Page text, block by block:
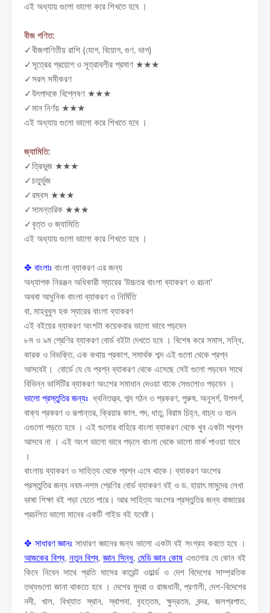
এই অধ্যায় গুলো ভালো করে শিখতে হবে ।
বীজ গণিত:
✓বীজগাণিতীয় রাশি (যোগ, বিয়োগ, গুণ, ভাগ)
✓সূত্রের প্রয়োগ ও সূত্রাবলীর প্রমাণ ★★★
✓সরল সমীকরণ
✓উৎপাদকে বিশ্লেষণ ★★★
✓মান নির্ণয় ★★★
এই অধ্যায় গুলো ভালো করে শিখতে হবে ।
জ্যামিতি:
✓ত্রিভুজ ★★★
✓চতুর্ভুজ
✓রম্বস ★★★
✓সামন্তরিক ★★★
✓বৃত্ত ও জ্যামিতি
এই অধ্যায় গুলো ভালো করে শিখতে হবে ।
✥ বাংলাঃ বাংলা ব্যাকরণ এর জন্য
অধ্যাপক নিরঞ্জন অধিকারী স্যারের 'উচ্চতর বাংলা ব্যাকরণ ও রচনা'
অথবা আধুনিক বাংলা ব্যাকরণ ও নির্মিতি
বা, মাহবুবুল হক স্যারের বাংলা ব্যাকরণ
এই বইয়ের ব্যাকরণ অংশটা কয়েকবার ভালো ভাবে পড়বেন
৮ম ও ৯ম শ্রেণির ব্যাকরণ বোর্ড বইটা দেখতে হবে । বিশেষ করে সমাস, সন্ধি,
কারক ও বিভক্তি, এক কথায় প্রকাশ, সমার্থক শব্দ এই গুলো থেকে প্রশ্ন
আসবেই। বোর্ডে যে যে প্রশ্ন ব্যাকরণ থেকে এসেছে সেই গুলো পড়বেন সাথে
বিভিন্ন ভার্সিটির ব্যাকরণ অংশের সমাধান দেওয়া থাকে সেগুলোও পড়বেন ।
ভালো প্রস্তুতির জন্যঃ ধ্বনিতত্ত্ব, শব্দ গঠন ও প্রকরণ, পুরুষ, অনুসর্গ, উপসর্গ,
বাক্য প্রকরণ ও রূপান্তর, ক্রিয়ার কাল, পদ, ধাতু, বিরাম চিহ্ন, বাচ্য ও বচন
এগুলো পড়তে হবে । এই গুলোর বাহিরে বাংলা ব্যাকরণ থেকে খুব একটা প্রশ্ন
আসবে না । এই অংশ ভালো ভাবে পড়লে বাংলা থেকে ভালো মার্ক পাওয়া যাবে
।
বাংলায় ব্যাকরণ ও সাহিত্য থেকে প্রশ্ন এসে থাকে। ব্যাকরণ অংশের
প্রস্তুতির জন্য নবম-দশম শ্রেণির বোর্ড ব্যাকরণ বই ও ড. হায়াৎ মামুদের লেখা
ভাষা শিক্ষা বই পড়া যেতে পারে। আর সাহিত্য অংশের প্রস্তুতির জন্য বাজারের
প্রচলিত ভালো মানের একটি গাইড বই যথেষ্ট।
✥ সাধারণ জ্ঞানঃ সাধারণ জ্ঞানের জন্য ভালো একটা বই সংগ্রহ করতে হবে ।
আজকের বিশ্ব, নতুন বিশ্ব,জ্ঞান সিন্ধু, মেডি জ্ঞান কোষ এগুলোর যে কোন বই
কিনে নিবেন সাথে প্রতি মাসের কারেন্ট ওয়ার্ল্ড ও দেশ বিদেশের সাম্প্রতিক
তথ্যগুলো জানা থাকতে হবে । দেশের মুদ্রা ও রাজধানী, প্রণালী, দেশ-বিদেশের
নদী, খাল, বিখ্যাত স্থান, স্থাপনা, বৃহত্তম, ক্ষুদ্রতম, বন্দর, জলপ্রপাত,